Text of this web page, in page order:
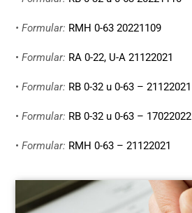
• Formular: RMH 0-63 20221109
• Formular: RA 0-22, U-A 21122021
• Formular: RB 0-32 u 0-63 – 21122021
• Formular: RB 0-32 u 0-63 – 17022022
• Formular: RMH 0-63 – 21122021